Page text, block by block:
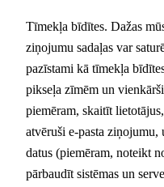
Tīmekļa bīdītes. Dažas
ziņojumu sadaļas var
pazīstami kā tīmekļa
pikseļa zīmēm un
piemēram, skaitīt
atvēruši e-pasta ziņojumu,
datus (piemēram, noteikt
pārbaudīt sistēmas un